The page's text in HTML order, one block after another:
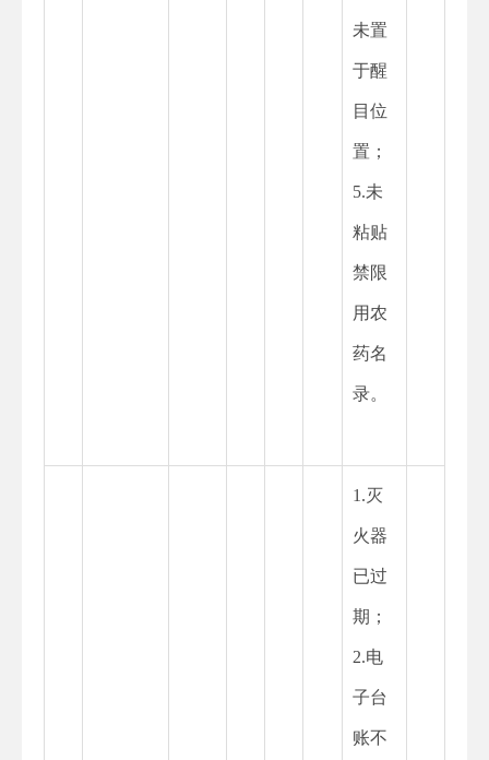
未置
于醒
目位
置；
5.未
粘贴
禁限
用农
药名
录。
1.灭
火器
已过
期；
2.电
子台
账不